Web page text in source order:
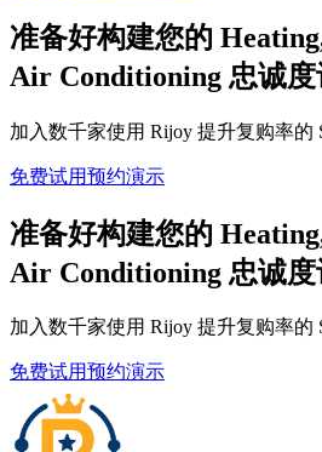
准备好构建您的
Air Conditioning 忠诚度
加入数千家使用 Rijoy 提升复购率的
免费试用预约演示
准备好构建您的
Air Conditioning 忠诚度
加入数千家使用 Rijoy 提升复购率的
免费试用预约演示